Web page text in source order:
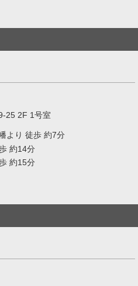
25 2F 1号室
より 徒歩 約7分
約14分
約15分